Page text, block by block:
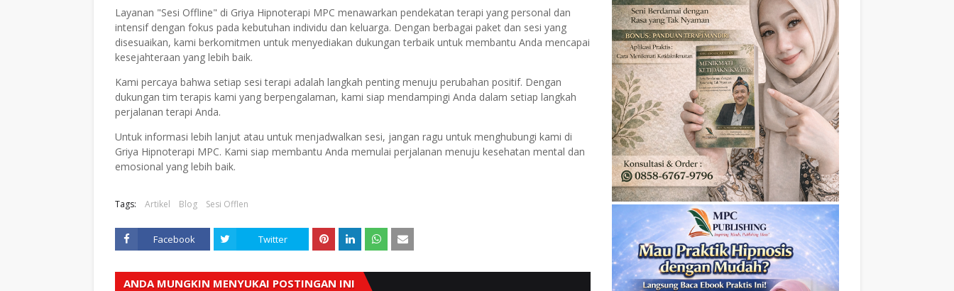
Layanan "Sesi Offline" di Griya Hipnoterapi MPC menawarkan pendekatan terapi yang personal dan
intensif dengan fokus pada kebutuhan individu dan keluarga. Dengan berbagai paket dan sesi yang
disesuaikan, kami berkomitmen untuk menyediakan dukungan terbaik untuk membantu Anda mencapai
kesejahteraan yang lebih baik.
Kami percaya bahwa setiap sesi terapi adalah langkah penting menuju perubahan positif. Dengan
dukungan tim terapis kami yang berpengalaman, kami siap mendampingi Anda dalam setiap langkah
perjalanan terapi Anda.
Untuk informasi lebih lanjut atau untuk menjadwalkan sesi, jangan ragu untuk menghubungi kami di
Griya Hipnoterapi MPC. Kami siap membantu Anda memulai perjalanan menuju kesehatan mental dan
emosional yang lebih baik.
Tags: Artikel Blog Sesi Offlen
Facebook Twitter
ANDA MUNGKIN MENYUKAI POSTINGAN INI